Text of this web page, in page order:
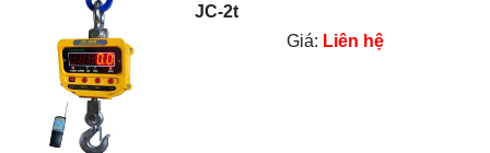
JC-2t
Giá: Liên hệ